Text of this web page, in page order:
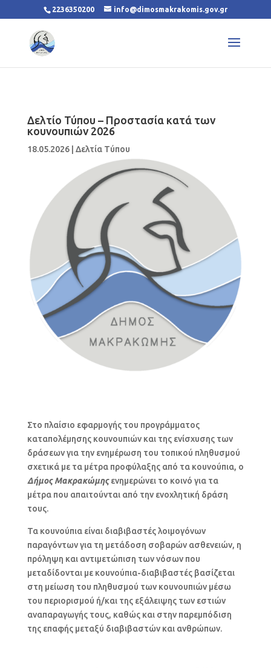
2236350200 info@dimosmakrakomis.gov.gr
Δελτίο Τύπου – Προστασία κατά των
κουνουπιών 2026
18.05.2026| Δελτία Τύπου
Στο πλαίσιο εφαρμογής του προγράμματος
καταπολέμησης κουνουπιών και της ενίσχυσης των
δράσεων για την ενημέρωση του τοπικού πληθυσμού
σχετικά με τα μέτρα προφύλαξης από τα κουνούπια, ο
Δήμος Μακρακώμηςενημερώνει το κοινό για τα
μέτρα που απαιτούνται από την ενοχλητική δράση
τους.
Τα κουνούπια είναι διαβιβαστές λοιμογόνων
παραγόντων για τη μετάδοση σοβαρών ασθενειών, η
πρόληψη και αντιμετώπιση των νόσων που
μεταδίδονται με κουνούπια-διαβιβαστές βασίζεται
στη μείωση του πληθυσμού των κουνουπιών μέσω
του περιορισμού ή/και της εξάλειψης των εστιών
αναπαραγωγής τους, καθώς και στην παρεμπόδιση
της επαφής μεταξύ διαβιβαστών και ανθρώπων.